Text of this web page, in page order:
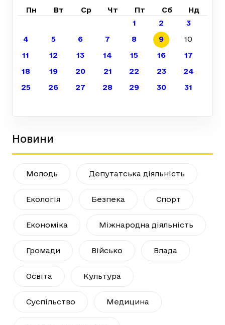
Пн Вт Ср Чт Пт Сб
Нд
1
2
3
4
5 6 7 8 9
10
11
12 13 14 15 16
17
18
19 20 21 22 23
24
25
26 27 28 29 30 31
Новини
Молодь Депутатська діяльність
Екологія Безпека Спорт
Економіка Міжнародна діяльність
Громади Військо Влада
Освіта Культура
Суспільство Медицина